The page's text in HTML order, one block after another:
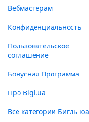
Вебмастерам
Конфиденциальность
Пользовательское
соглашение
Бонусная Программа
Про Bigl.ua
Все категории Бигль юа